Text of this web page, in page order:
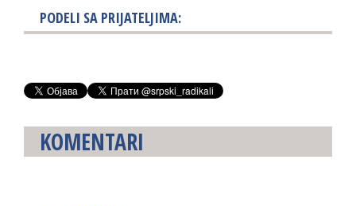
PODELI SA PRIJATELJIMA:
KOMENTARI